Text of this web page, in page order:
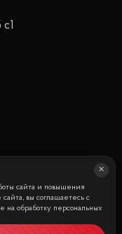
т.ч. стоимости
и не является
могут быть
сайта и повышения
вы соглашаетесь с
на обработку персональных